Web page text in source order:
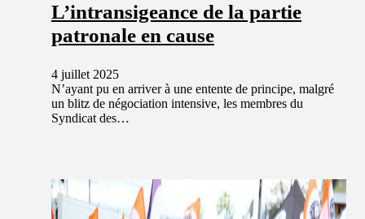
L’intransigeance de la partie
patronale en cause
4 juillet 2025
N’ayant pu en arriver à une entente de principe, malgré
un blitz de négociation intensive, les membres du
Syndicat des…